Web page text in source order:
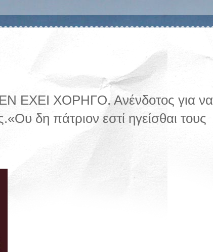
ΕΧΕΙ ΧΟΡΗΓΟ. Ανένδοτος για να
δη πάτριον εστί ηγείσθαι τους